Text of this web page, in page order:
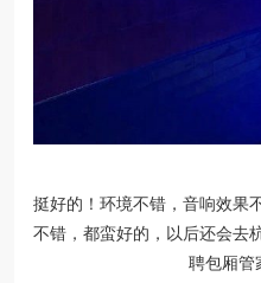
挺好的！环境不错，音响效果
不错，都蛮好的，以后还会去
聘包厢管